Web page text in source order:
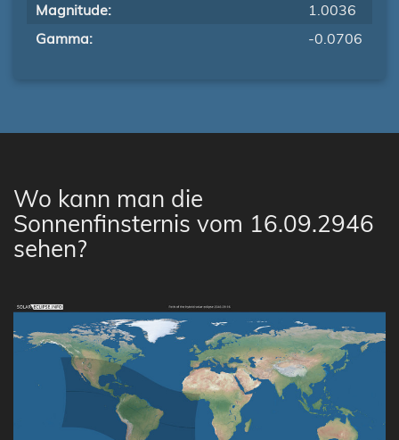
Magnitude:
1.0036
Gamma:
-0.0706
Wo kann man die
Sonnenfinsternis vom 16.09.2946
sehen?